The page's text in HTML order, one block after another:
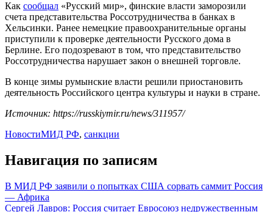
Как сообщал «Русский мир», финские власти заморозили
счета представительства Россотрудничества в банках в
Хельсинки. Ранее немецкие правоохранительные органы
приступили к проверке деятельности Русского дома в
Берлине. Его подозревают в том, что представительство
Россотрудничества нарушает закон о внешней торговле.
В конце зимы румынские власти решили приостановить
деятельность Российского центра культуры и науки в стране.
Источник: https://russkiymir.ru/news/311957/
НовостиМИД РФ, санкции
Навигация по записям
В МИД РФ заявили о попытках США сорвать саммит Россия
— Африка
Сергей Лавров: Россия считает Евросоюз недружественным